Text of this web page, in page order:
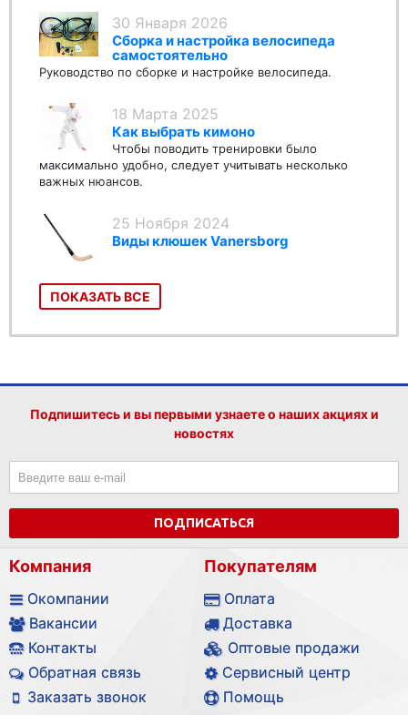
30 Января 2026
Сборка и настройка велосипеда
самостоятельно
Руководство по сборке и настройке велосипеда.
18 Марта 2025
Как выбрать кимоно
Чтобы поводить тренировки было
максимально удобно, следует учитывать несколько
важных нюансов.
25 Ноября 2024
Виды клюшек Vanersborg
ПОКАЗАТЬ ВСЕ
Подпишитесь и вы первыми узнаете о наших акциях и
новостях
ПОДПИСАТЬСЯ
Компания
Окомпании
Вакансии
Контакты
Обратная связь
Заказать звонок
Покупателям
Оплата
Доставка
Оптовые продажи
Сервисный центр
Помощь